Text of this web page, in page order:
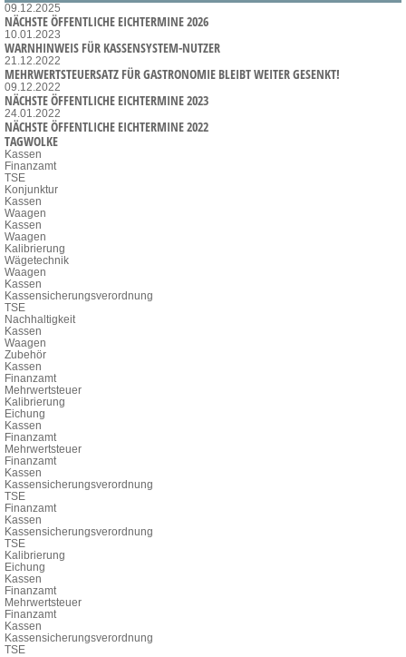
09.12.2025
NÄCHSTE ÖFFENTLICHE EICHTERMINE 2026
10.01.2023
WARNHINWEIS FÜR KASSENSYSTEM-NUTZER
21.12.2022
MEHRWERTSTEUERSATZ FÜR GASTRONOMIE BLEIBT WEITER GESENKT!
09.12.2022
NÄCHSTE ÖFFENTLICHE EICHTERMINE 2023
24.01.2022
NÄCHSTE ÖFFENTLICHE EICHTERMINE 2022
TAGWOLKE
Kassen
Finanzamt
TSE
Konjunktur
Kassen
Waagen
Kassen
Waagen
Kalibrierung
Wägetechnik
Waagen
Kassen
Kassensicherungsverordnung
TSE
Nachhaltigkeit
Kassen
Waagen
Zubehör
Kassen
Finanzamt
Mehrwertsteuer
Kalibrierung
Eichung
Kassen
Finanzamt
Mehrwertsteuer
Finanzamt
Kassen
Kassensicherungsverordnung
TSE
Finanzamt
Kassen
Kassensicherungsverordnung
TSE
Kalibrierung
Eichung
Kassen
Finanzamt
Mehrwertsteuer
Finanzamt
Kassen
Kassensicherungsverordnung
TSE